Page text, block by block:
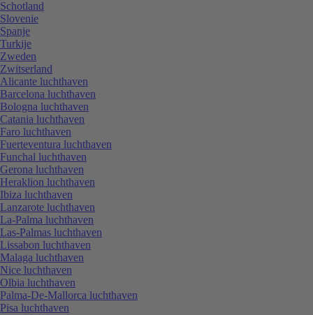
Schotland
Slovenie
Spanje
Turkije
Zweden
Zwitserland
Alicante luchthaven
Barcelona luchthaven
Bologna luchthaven
Catania luchthaven
Faro luchthaven
Fuerteventura luchthaven
Funchal luchthaven
Gerona luchthaven
Heraklion luchthaven
Ibiza luchthaven
Lanzarote luchthaven
La-Palma luchthaven
Las-Palmas luchthaven
Lissabon luchthaven
Malaga luchthaven
Nice luchthaven
Olbia luchthaven
Palma-De-Mallorca luchthaven
Pisa luchthaven